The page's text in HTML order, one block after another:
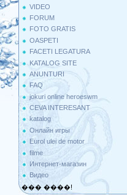
VIDEO
FORUM
FOTO GRATIS
OASPETI
FACETI LEGATURA
KATALOG SITE
ANUNTURI
FAQ
jokuri online heroeswm
CEVA INTERESANT
katalog
Онлайн игры
Eurol ulei de motor
filme
Интернет-магазин
Видео
��� ����!